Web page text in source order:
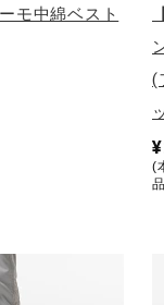
モ中綿ベスト
(
(